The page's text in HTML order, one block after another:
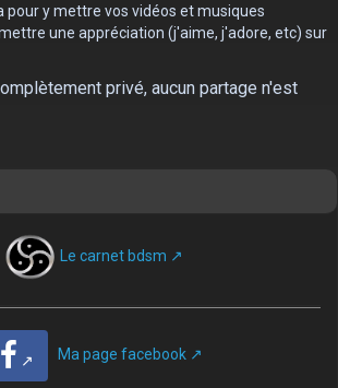
pour y mettre vos vidéos et musiques
une appréciation (j'aime, j'adore, etc) sur
privé, aucun partage n'est
Le carnet bdsm
Ma page facebook